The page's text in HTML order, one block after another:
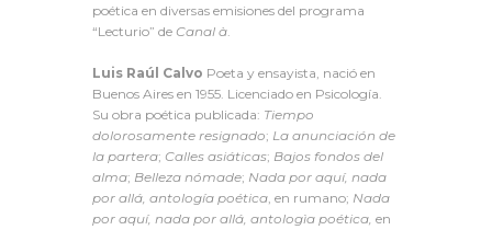
poética en diversas emisiones del programa
“Lecturio” de Canal à.
Luis Raúl Calvo Poeta y ensayista, nació en
Buenos Aires en 1955. Licenciado en Psicología.
Su obra poética publicada: Tiempo
dolorosamente resignado; La anunciación de
la partera; Calles asiáticas; Bajos fondos del
alma; Belleza nómade; Nada por aquí, nada
por allá, antología poética, en rumano; Nada
por aquí, nada por allá, antologìa poética, en